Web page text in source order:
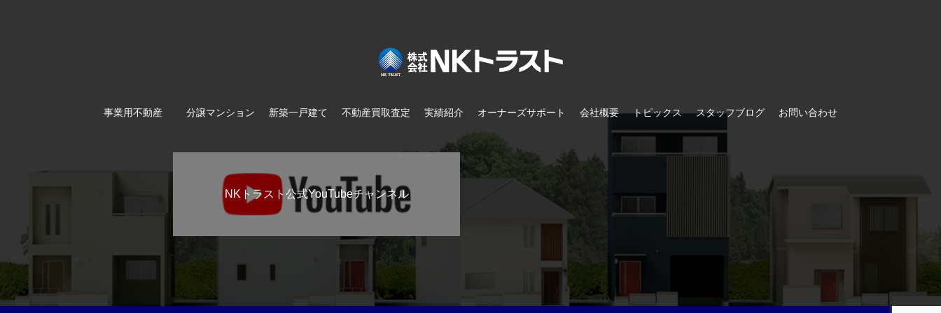
事業用不動産 分譲マンション 新築一戸建て 不動産買取査定 実績紹介 オーナーズサポート 会社概要 トピックス スタッフブログ お問い合わせ
NKトラスト公式YouTubeチャンネル